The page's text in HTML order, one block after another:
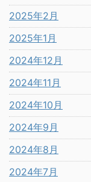
2025年2月
2025年1月
2024年12月
2024年11月
2024年10月
2024年9月
2024年8月
2024年7月